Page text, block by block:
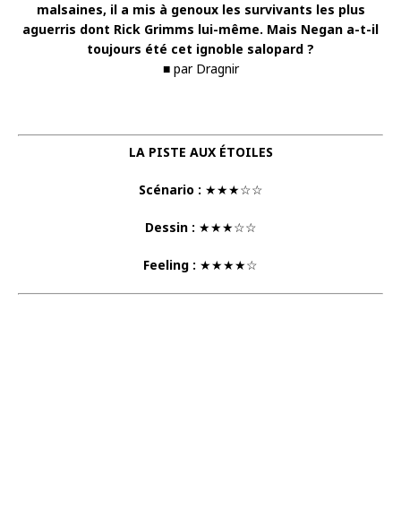
malsaines, il a mis à genoux les survivants les plus
aguerris dont Rick Grimms lui-même. Mais Negan a-t-il
toujours été cet ignoble salopard ?
■ par Dragnir
LA PISTE AUX ÉTOILES
Scénario : ★★★☆☆
Dessin : ★★★☆☆
Feeling : ★★★★☆